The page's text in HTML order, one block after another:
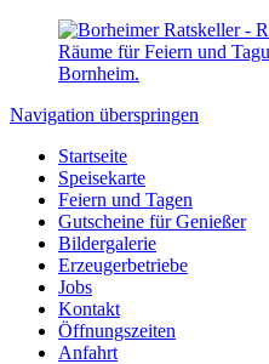
Navigation überspringen
Startseite
Speisekarte
Feiern und Tagen
Gutscheine für Genießer
Bildergalerie
Erzeugerbetriebe
Jobs
Kontakt
Öffnungszeiten
Anfahrt